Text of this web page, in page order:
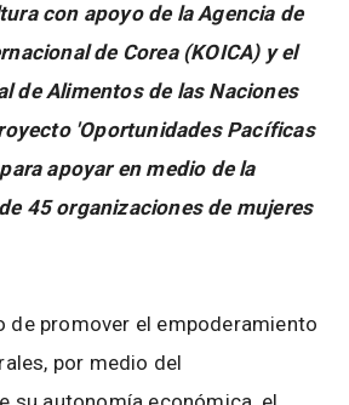
con apoyo de la Agencia de
de Corea (KOICA) y el
de Alimentos de las Naciones
'Oportunidades Pacíficas
apoyar en medio de la
45 organizaciones de mujeres
promover el empoderamiento
por medio del